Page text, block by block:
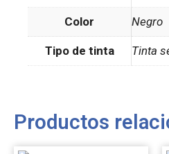
Color Negro
Tipo de tinta Tinta
Productos